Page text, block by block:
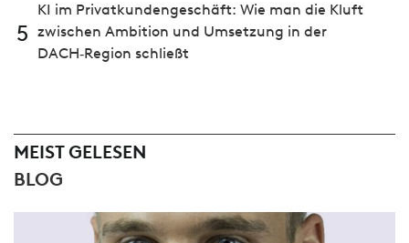
5
KI im Privatkundengeschäft: Wie man die Kluft
zwischen Ambition und Umsetzung in der
DACH‑Region schließt
MEIST GELESEN
BLOG